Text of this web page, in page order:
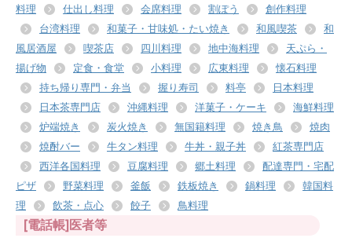
料理
仕出し料理 会席料理 割ぽう
創作料理
台湾料理
和菓子・甘味処・たい焼き 和風喫茶
和
風居酒屋
喫茶店 四川料理 地中海料理
天ぷら・
揚げ物
定食・食堂 小料理 広東料理
懐石料理
持ち帰り専門・弁当
握り寿司 料亭
日本料理
日本茶専門店
沖縄料理 洋菓子・ケーキ
海鮮料理
炉端焼き
炭火焼き 無国籍料理 焼き鳥
焼肉
焼酎バー
牛タン料理 牛丼・親子丼
紅茶専門店
西洋各国料理
豆腐料理 郷土料理
配達専門・宅配
ピザ
野菜料理 釜飯 鉄板焼き 鍋料理
韓国料
理
飲茶・点心 餃子 鳥料理
[電話帳]医者等